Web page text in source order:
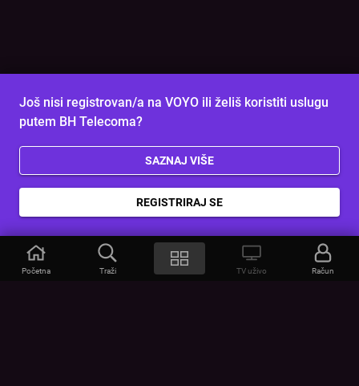
Početna Traži TV uživo Račun
Još nisi registrovan/a na VOYO ili želiš koristiti uslugu
putem BH Telecoma?
SAZNAJ VIŠE
REGISTRIRAJ SE